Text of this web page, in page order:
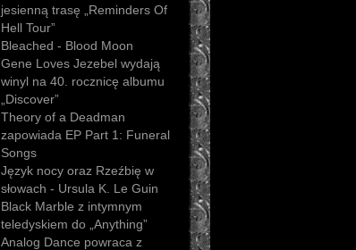
jesienną trasę „Reminders Of
Hell Tour”
Bleached - Blood Moon
Gene Loves Jezebel wydają
winyl na 40. rocznicę albumu
„Discover”
Theory of a Deadman
zapowiada EP Part 1: Funeral
Songs
Język nocy oraz Rzeźbię w
słowach - Ursula K. Le Guin
Black Marble z intymnym
teledyskiem do „Anything”
Analog Dance powraca z